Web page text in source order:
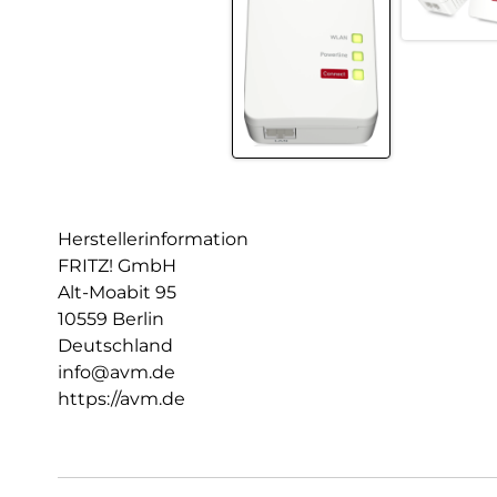
Herstellerinformation
FRITZ! GmbH
Alt-Moabit 95
10559 Berlin
Deutschland
info@avm.de
https://avm.de